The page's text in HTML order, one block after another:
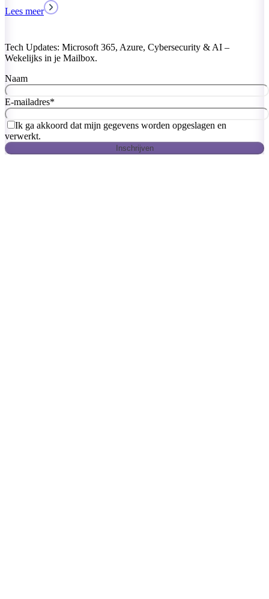
Tech Updates: Microsoft 365, Azure, Cybersecurity & AI –
Wekelijks in je Mailbox.
Naam
E-mailadres*
Ik ga akkoord dat mijn gegevens worden opgeslagen en
verwerkt.
Inschrijven